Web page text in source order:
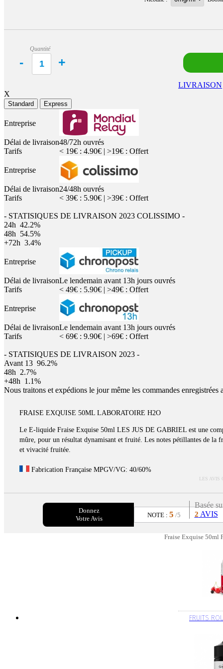
Quantité
LIVRAISON
X
Standard Express
Entreprise
Délai de livraison48/72h ouvrés
Tarifs
< 19€ : 4.90€ | >19€ : Offert
Entreprise
Délai de livraison24/48h ouvrés
Tarifs
< 39€ : 5.90€ | >39€ : Offert
- STATISIQUES DE LIVRAISON 2023 COLISSIMO -
24h 42.2%
48h 54.5%
+72h 3.4%
Entreprise
Délai de livraisonLe lendemain avant 13h jours ouvrés
Tarifs
< 49€ : 5.90€ | >49€ : Offert
Entreprise
Délai de livraisonLe lendemain avant 13h jours ouvrés
Tarifs
< 69€ : 9.90€ | >69€ : Offert
- STATISIQUES DE LIVRAISON 2023 -
Avant 13 96.2%
48h 2.7%
+48h 1.1%
Nous traitons et expédions le jour même les commandes
FRAISE EXQUISE 50ML LABORATOIRE H2O
Le E-liquide Fraise Exquise 50ml LES JUS DE GABRIEL est une
mûre, pour un résultat dynamisant et fruité. Les notes pétillantes de
et vivacité fruitée.
Fabrication Française MPGV/VG: 40/60%
LES AVIS
Donnez
Votre Avis
NOTE : 5 /5
Basée
2 AVIS
Fraise Exquise 50ml
FRUITS